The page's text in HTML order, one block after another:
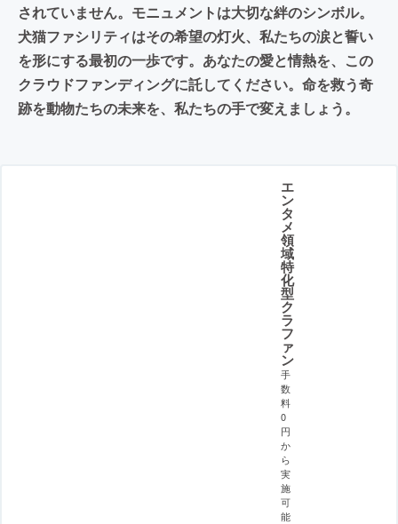
されていません。モニュメントは大切な絆のシンボル。
犬猫ファシリティはその希望の灯火、私たちの涙と誓い
を形にする最初の一歩です。あなたの愛と情熱を、この
クラウドファンディングに託してください。命を救う奇
跡を動物たちの未来を、私たちの手で変えましょう。
エ
ン
タ
メ
領
域
特
化
型
ク
ラ
フ
ァ
ン
手
数
料
0
円
か
ら
実
施
可
能